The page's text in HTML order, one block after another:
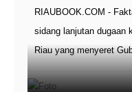
RIAUBOOK.COM -
sidang lanjutan dugaan
Riau yang menyeret